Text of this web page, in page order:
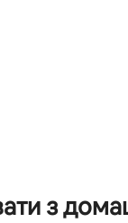
з 5, відгуки: 298
з